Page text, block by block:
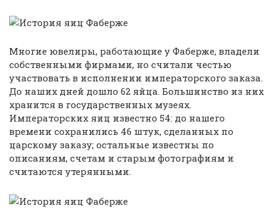
Многие ювелиры, работающие у Фаберже, владели
собственными фирмами, но считали честью
участвовать в исполнении императорского заказа.
До наших дней дошло 62 яйца. Большинство из них
хранится в государственных музеях.
Императорских яиц известно 54: до нашего
времени сохранились 46 штук, сделанных по
царскому заказу; остальные известны по
описаниям, счетам и старым фотографиям и
считаются утерянными.